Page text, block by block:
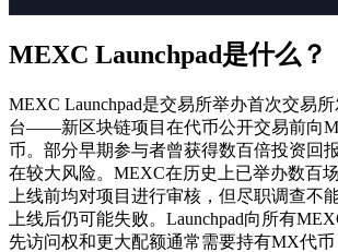
MEXC Launchpad是什么？
MEXC Launchpad是交易所举办首次交易
台——新区块链项目在代币公开交易前向
币。部分早期参与者曾获得数百倍投资回
在较大风险。MEXC在历史上已举办数百场
上线前均对项目进行审核，但尽职调查
上线后仍可能失败。Launchpad向所有
先访问权和更大配额通常需要持有MX代